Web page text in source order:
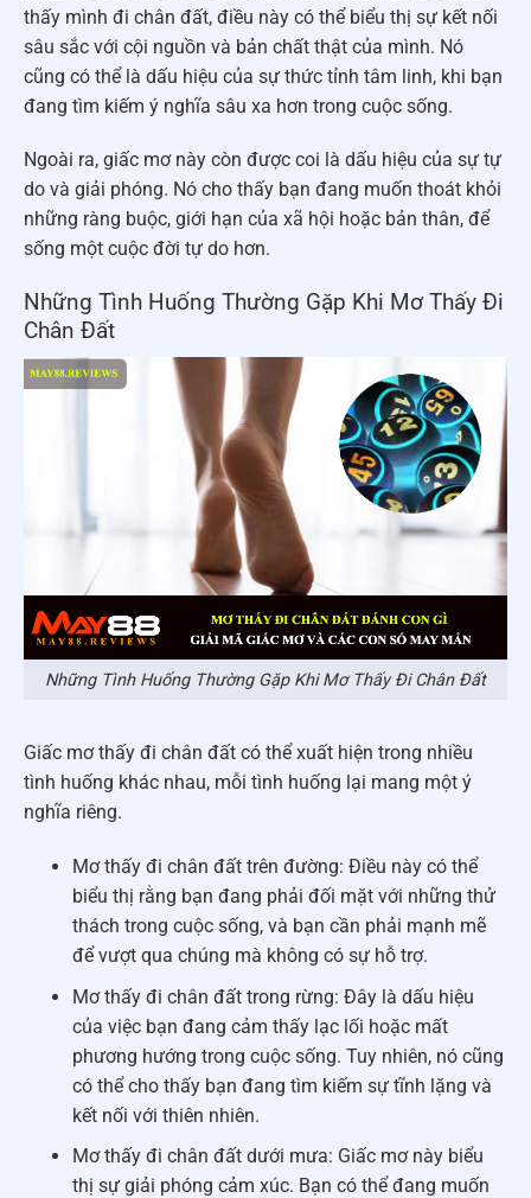
thấy mình đi chân đất, điều này có thể biểu thị sự kết nối
sâu sắc với cội nguồn và bản chất thật của mình. Nó
cũng có thể là dấu hiệu của sự thức tỉnh tâm linh, khi bạn
đang tìm kiếm ý nghĩa sâu xa hơn trong cuộc sống.
Ngoài ra, giấc mơ này còn được coi là dấu hiệu của sự tự
do và giải phóng. Nó cho thấy bạn đang muốn thoát khỏi
những ràng buộc, giới hạn của xã hội hoặc bản thân, để
sống một cuộc đời tự do hơn.
Những Tình Huống Thường Gặp Khi Mơ Thấy Đi
Chân Đất
Những Tình Huống Thường Gặp Khi Mơ Thấy Đi Chân Đất
Giấc mơ thấy đi chân đất có thể xuất hiện trong nhiều
tình huống khác nhau, mỗi tình huống lại mang một ý
nghĩa riêng.
Mơ thấy đi chân đất trên đường: Điều này có thể
biểu thị rằng bạn đang phải đối mặt với những thử
thách trong cuộc sống, và bạn cần phải mạnh mẽ
để vượt qua chúng mà không có sự hỗ trợ.
Mơ thấy đi chân đất trong rừng: Đây là dấu hiệu
của việc bạn đang cảm thấy lạc lối hoặc mất
phương hướng trong cuộc sống. Tuy nhiên, nó cũng
có thể cho thấy bạn đang tìm kiếm sự tĩnh lặng và
kết nối với thiên nhiên.
Mơ thấy đi chân đất dưới mưa: Giấc mơ này biểu
thị sự giải phóng cảm xúc. Bạn có thể đang muốn